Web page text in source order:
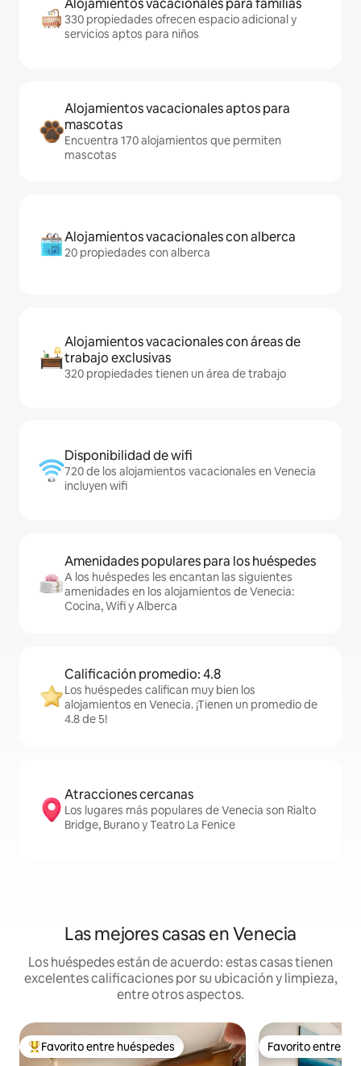
Alojamientos vacacionales para familias
330 propiedades ofrecen espacio adicional y
servicios aptos para niños
Alojamientos vacacionales aptos para
mascotas
Encuentra 170 alojamientos que permiten
mascotas
Alojamientos vacacionales con alberca
20 propiedades con alberca
Alojamientos vacacionales con áreas de
trabajo exclusivas
320 propiedades tienen un área de trabajo
Disponibilidad de wifi
720 de los alojamientos vacacionales en Venecia
incluyen wifi
Amenidades populares para los huéspedes
A los huéspedes les encantan las siguientes
amenidades en los alojamientos de Venecia:
Cocina, Wifi y Alberca
Calificación promedio: 4.8
Los huéspedes califican muy bien los
alojamientos en Venecia. ¡Tienen un promedio de
4.8 de 5!
Atracciones cercanas
Los lugares más populares de Venecia son Rialto
Bridge, Burano y Teatro La Fenice
Las mejores casas en Venecia
Los huéspedes están de acuerdo: estas casas tienen
excelentes calificaciones por su ubicación y limpieza,
entre otros aspectos.
De los mejores en Favorito entre huéspedes
Favorito entre huéspedes Favorito entre
Favorito entre